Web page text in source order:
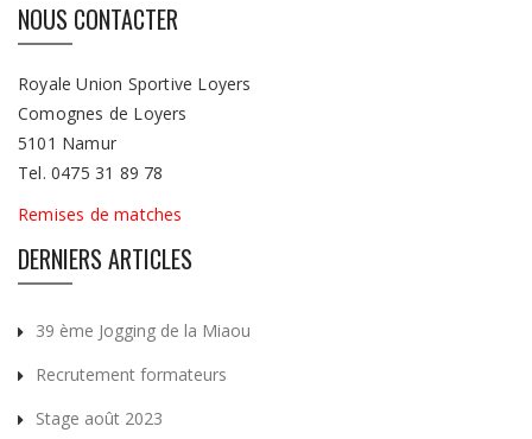
NOUS CONTACTER
Royale Union Sportive Loyers
Comognes de Loyers
5101 Namur
Tel. 0475 31 89 78
Remises de matches
DERNIERS ARTICLES
39 ème Jogging de la Miaou
Recrutement formateurs
Stage août 2023